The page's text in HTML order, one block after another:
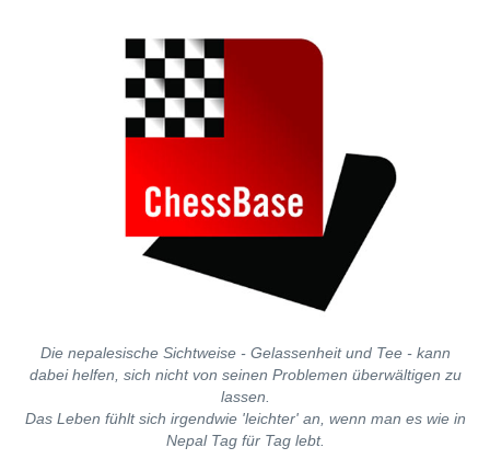
Die nepalesische Sichtweise - Gelassenheit und Tee - kann
dabei helfen, sich nicht von seinen Problemen überwältigen zu
lassen.
Das Leben fühlt sich irgendwie 'leichter' an, wenn man es wie in
Nepal Tag für Tag lebt.